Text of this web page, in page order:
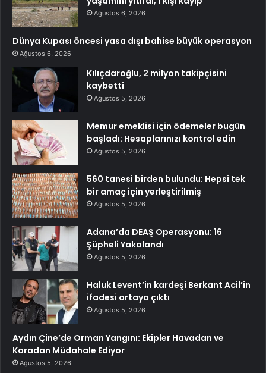
Ağustos 6, 2026
Dünya Kupası öncesi yasa dışı bahise büyük operasyon
Ağustos 6, 2026
Kılıçdaroğlu, 2 milyon takipçisini
kaybetti
Ağustos 5, 2026
Memur emeklisi için ödemeler bugün
başladı: Hesaplarınızı kontrol edin
Ağustos 5, 2026
560 tanesi birden bulundu: Hepsi tek
bir amaç için yerleştirilmiş
Ağustos 5, 2026
Adana’da DEAŞ Operasyonu: 16
Şüpheli Yakalandı
Ağustos 5, 2026
Haluk Levent’in kardeşi Berkant Acil’in
ifadesi ortaya çıktı
Ağustos 5, 2026
Aydın Çine’de Orman Yangını: Ekipler Havadan ve
Karadan Müdahale Ediyor
Ağustos 5, 2026